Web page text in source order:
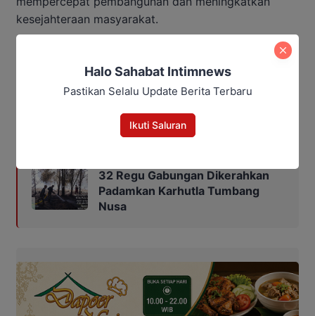
kesejahteraan masyarakat.
“Pembangunan akan berjalan lebih cepat apabila
pemerintah pusat dan daerah bergerak selaras.
Karena itu, kita harus mendukung program Asta Cita
32 Regu Gabungan Dikerahkan
Padamkan Karhutla Tumbang
Nusa
Halo Sahabat Intimnews
Pastikan Selalu Update Berita Terbaru
Ikuti Saluran